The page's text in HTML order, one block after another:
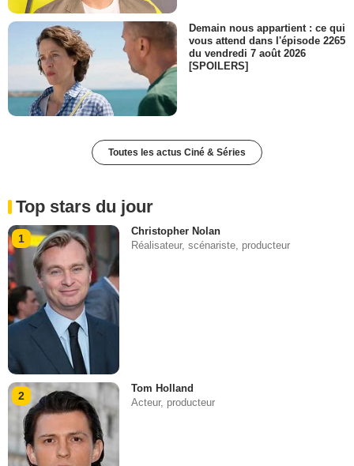
Demain nous appartient : ce qui
vous attend dans l'épisode 2265
du vendredi 7 août 2026
[SPOILERS]
Toutes les actus Ciné & Séries
Top stars du jour
1
Christopher Nolan
Réalisateur, scénariste, producteur
2
Tom Holland
Acteur, producteur